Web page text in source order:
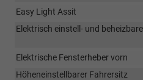
Easy Light Assit
Elektrisch einstell- und
Elektrische Fensterheber vorn
Höheneinstellbarer Fahrersitz